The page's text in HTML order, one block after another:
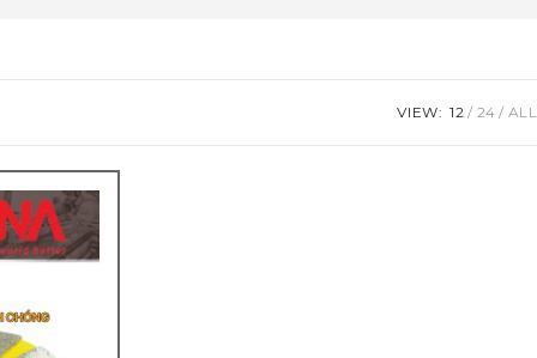
VIEW: 12 24 ALL